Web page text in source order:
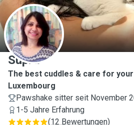
S
Supra
The best cuddles & care for
Luxembourg
Pawshake sitter seit November
1-5 Jahre Erfahrung
(12 Bewertungen)